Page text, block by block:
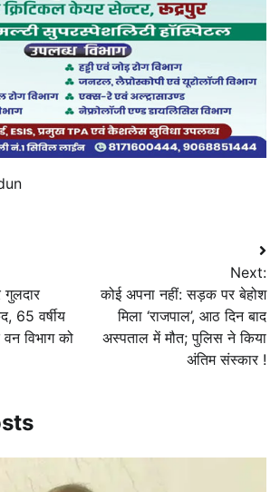
65 वर्षीय
विभाग को
Next:
कोई अपना नहीं: सड़क पर बेहोश
मिला ‘राजपाल’, आठ दिन बाद
अस्पताल में मौत; पुलिस ने किया
अंतिम संस्कार !